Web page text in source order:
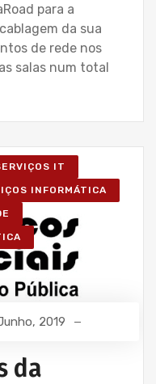
para a
da sua
de rede nos
salas num total
IT
INFORMÁTICA
2019
da